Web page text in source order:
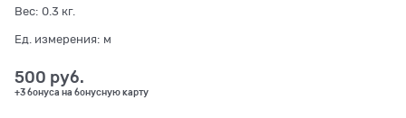
Вес: 0.3 кг.
Ед. измерения: м
500 руб.
+3 бонуса на бонусную карту